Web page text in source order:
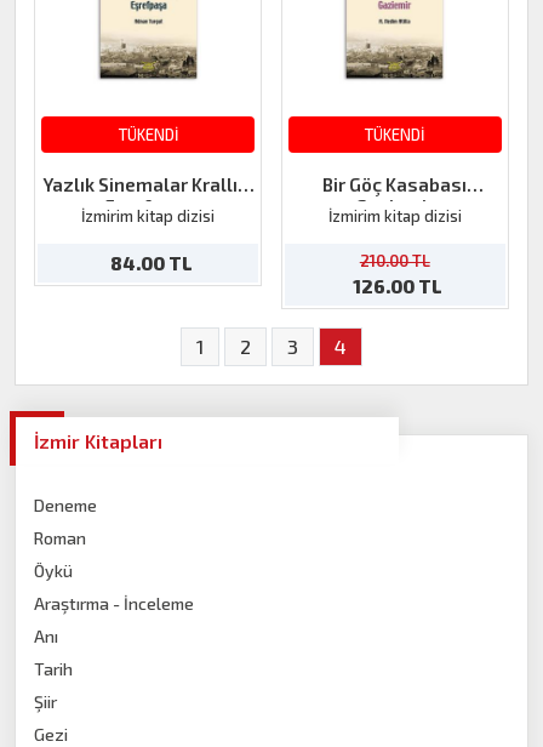
İzmir Kitapları
Deneme
Roman
Öykü
Araştırma - İnceleme
Anı
Tarih
Şiir
Gezi
TÜKENDİ
Yazlık Sinemalar Krallığı
Eşrefpaşa
İzmirim kitap dizisi
84.00 TL
TÜKENDİ
Bir Göç Kasabası
Gaziemir
İzmirim kitap dizisi
210.00 TL
126.00 TL
1 2 3 4